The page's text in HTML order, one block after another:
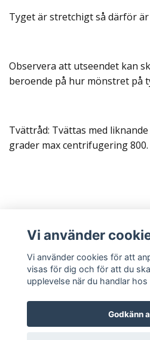
Tyget är stretchigt så därför är
Observera att utseendet kan
beroende på hur mönstret på
Tvättråd: Tvättas med
grader max centrifugering 800.
Sociala medier
Vi använder
Vi använder cookies för att
visas för dig och för att du
upplevelse när du handlar hos
Godkänn